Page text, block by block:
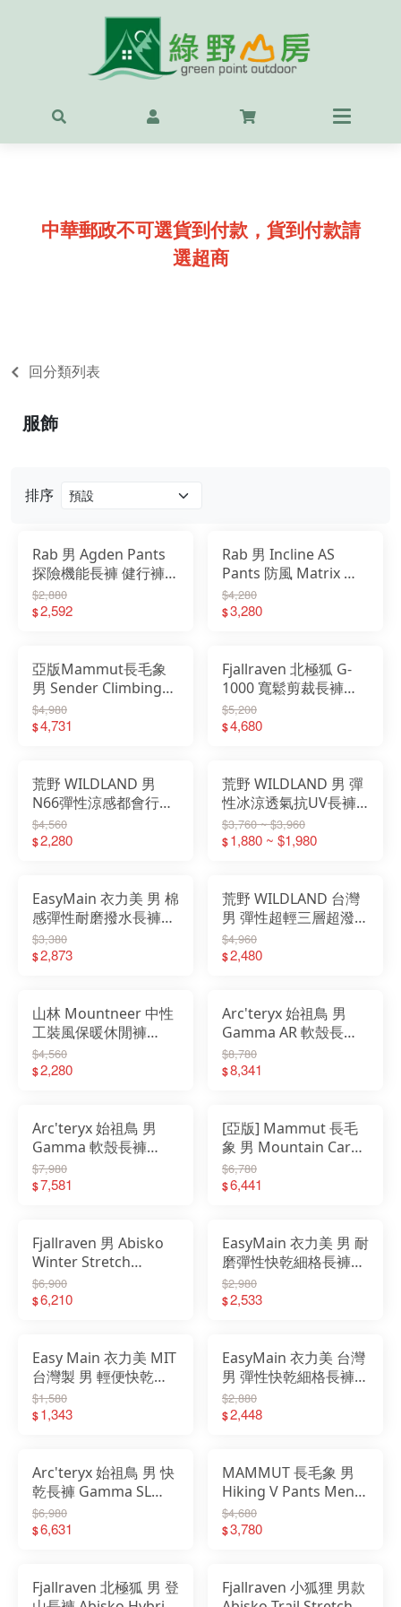
中華郵政不可選貨到付款，貨到付款請
選超商
回分類列表
排序
Rab 男 Agden Pants
探險機能長褲 健行褲
攀登褲 長褲 QFW26
$2,880
$2,592
Rab 男 Incline AS
Pants 防風 Matrix 防
潑水 軟殼長褲 QFU84
$4,280
$3,280
亞版Mammut長毛象
男 Sender Climbing
Pants AF 日系輕量專
業攀登長褲 1022-
$4,980
$4,731
Fjallraven 北極狐 G-
1000 寬鬆剪裁長褲
Vardag Relaxed
12200229
$5,200
$4,680
荒野 WILDLAND 男
N66彈性涼感都會行者
褲 0B31338
$4,560
$2,280
荒野 WILDLAND 男 彈
性冰涼透氣抗UV長褲
0B31326
$3,760 ~ $3,960
$1,880 ~ $1,980
EasyMain 衣力美 男 棉
感彈性耐磨撥水長褲
RE25055
$3,380
$2,873
荒野 WILDLAND 台灣
男 彈性超輕三層超潑山
旅長褲 0B32308
$4,960
$2,480
山林 Mountneer 中性
工裝風保暖休閒褲
52S05
$4,560
$2,280
Arc'teryx 始祖鳥 男
Gamma AR 軟殼長褲
X000009925
$8,780
$8,341
Arc'teryx 始祖鳥 男
Gamma 軟殼長褲
X000009532
$7,980
$7,581
[亞版] Mammut 長毛
象 男 Mountain Cargo
Pants AF 山系工裝長
褲 1022-02140
$6,780
$6,441
Fjallraven 男 Abisko
Winter Stretch
Trousers 長褲 軟殼褲
12200191
$6,900
$6,210
EasyMain 衣力美 男 耐
磨彈性快乾細格長褲
RE25049
$2,980
$2,533
Easy Main 衣力美 MIT
台灣製 男 輕便快乾運
動褲 RE25037
$1,580
$1,343
EasyMain 衣力美 台灣
男 彈性快乾細格長褲
褲子 排汗 快乾
RE25047
$2,880
$2,448
Arc'teryx 始祖鳥 男 快
乾長褲 Gamma SL
Pant 軟殻長褲 黑
X000009525
$6,980
$6,631
MAMMUT 長毛象 男
Hiking V Pants Men
防曬彈性健行長褲
1022-02520
$4,680
$3,780
Fjallraven 北極狐 男 登
Fjallraven 小狐狸 男款
服飾